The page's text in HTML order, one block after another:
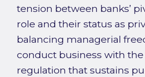
tension between banks’
role and their status as
balancing managerial
conduct business with
regulation that sustains